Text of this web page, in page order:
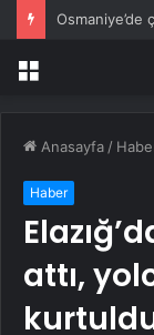
Menü
Anasayfa /
Haber
attı,